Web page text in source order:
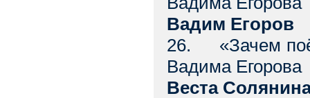
Вадим Егоров
26. «Зачем
Вадима Егорова
Веста